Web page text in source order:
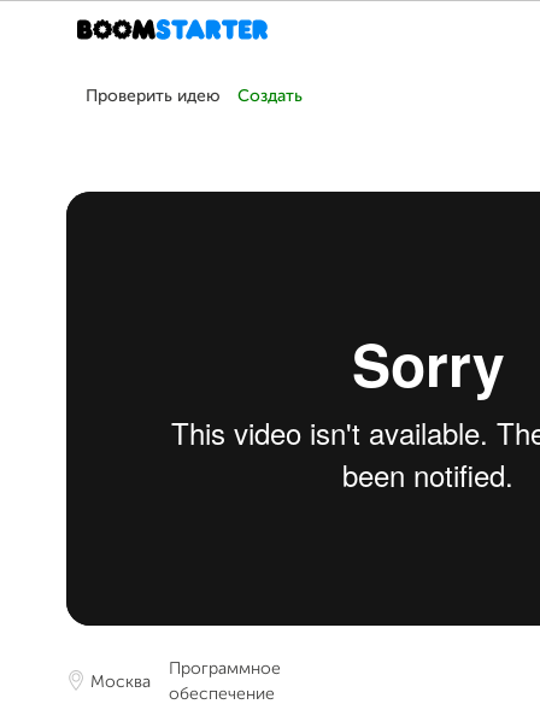
Проверить идею Создать
Москва
Программное
обеспечение